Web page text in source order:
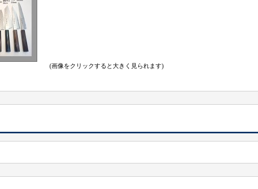
(画像をクリックすると大きく見られます)